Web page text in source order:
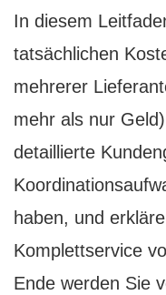
In diesem
tatsächlichen
mehrerer
mehr als nur
detaillierte
haben, und
Komplettservice
Ende werden Sie